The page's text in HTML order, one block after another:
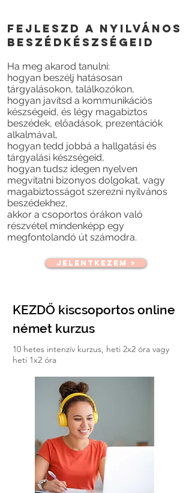
fejleszd a nyilvános
beszédkészségeid
Ha meg akarod tanulni:
hogyan beszélj hatásosan
tárgyalásokon, találkozókon,
hogyan javítsd a kommunikációs
készségeid, és légy magabiztos
beszédek, előadások, prezentációk
alkalmával,
hogyan tedd jobbá a hallgatási és
tárgyalási készségeid,
hogyan tudsz idegen nyelven
megvitatni bizonyos dolgokat, vagy
magabiztosságot szerezni nyilvános
beszédekhez,
akkor a csoportos órákon való
részvétel mindenképp egy
megfontolandó út számodra.
Jelentkezem >
KEZDŐ kiscsoportos online
német kurzus
10 hetes intenzív kurzus, heti 2x2 óra vagy
heti 1x2 óra